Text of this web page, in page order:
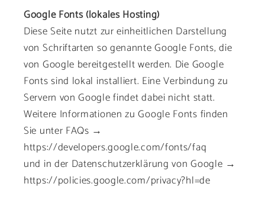
Google Fonts (lokales Hosting)
Diese Seite nutzt zur einheitlichen Darstellung
von Schriftarten so genannte Google Fonts, die
von Google bereitgestellt werden. Die Google
Fonts sind lokal installiert. Eine Verbindung zu
Servern von Google findet dabei nicht statt.
Weitere Informationen zu Google Fonts finden
Sie unter FAQs →
https://developers.google.com/fonts/faq
und in der Datenschutzerklärung von Google →
https://policies.google.com/privacy?hl=de